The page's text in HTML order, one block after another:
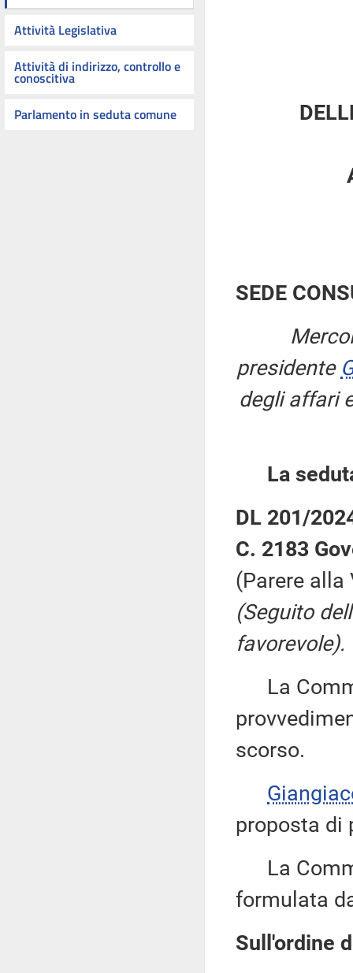
Attività Legislativa
Attività di indirizzo, controllo e
conoscitiva
Parlamento in seduta comune
SEDE
presidente
degli affari
La
DL 201/
C. 2183
(Parere alla
(Seguito
favorevole).
La
scorso.
proposta di
La
formulata
Sull'ordine